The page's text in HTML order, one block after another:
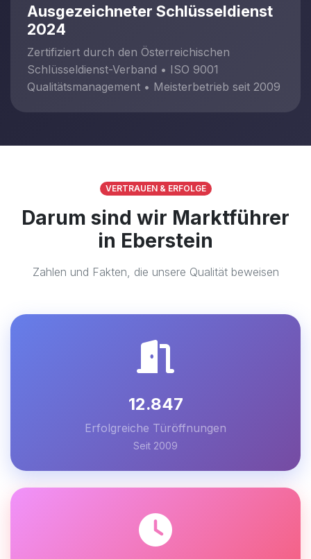
Ausgezeichneter Schlüsseldienst
2024
Zertifiziert durch den Österreichischen
Schlüsseldienst-Verband • ISO 9001
Qualitätsmanagement • Meisterbetrieb seit 2009
VERTRAUEN & ERFOLGE
Darum sind wir Marktführer
in Eberstein
Zahlen und Fakten, die unsere Qualität beweisen
12.847
Erfolgreiche Türöffnungen
Seit 2009